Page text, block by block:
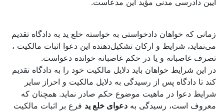
آیین دادرسی مدنی مؤید این مدعاست.
زمانی که خواهان دادخواستی به خواسته خلع ید به دادگاه تقدیم
می‌نماید، شرایط و ارکان تشکیل‌دهنده این دعوا اثبات مالکیت ،
تصرف غاصبانه و یا در حکم غاصبانه خوانده دعواست.
در این شرایط خواهان باید دلایل مالکیت خود را به دادگاه تقدیم
کند تا دادگاه پس از رسیدگی به دلایل مالکیت و احراز سایر
شرایط دعوا در ماهیت موضوع حکم صادر نماید. همچنان که
معروف است، رسیدگی به دعوای خلع ید فرع بر اثبات مالکیت